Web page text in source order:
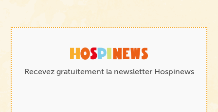
Recevez gratuitement la newsletter Hospinews